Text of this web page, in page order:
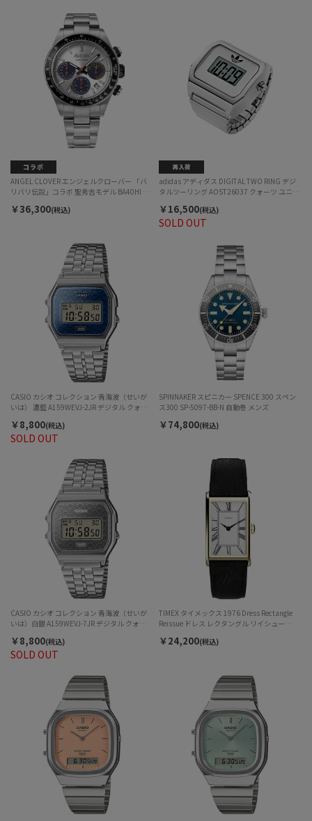
ANGEL CLOVER エンジェルクローバー 「バ
リバリ伝説」コラボ 聖秀吉モデル BA40HI ソ
￥36,300(税込)
SOLD OUT
adidas アディダス DIGITAL TWO RING デジ
タルツーリング AOST26037 クォーツ ユニセ
￥16,500(税込)
SOLD OUT
CASIO カシオ コレクション 青海波（せいが
いは） 濃藍 A159WEVJ-2JR デジタル クォー
￥8,800(税込)
SPINNAKER スピニカー SPENCE 300 スペン
ス300 SP-5097-BB-N 自動巻 メンズ
￥74,800(税込)
SOLD OUT
CASIO カシオ コレクション 青海波（せいが
いは）白銀 A159WEVJ-7JR デジタル クォーツ
￥8,800(税込)
TIMEX タイメックス 1976 Dress Rectangle
Reissue ドレス レクタングル リイシュー
￥24,200(税込)